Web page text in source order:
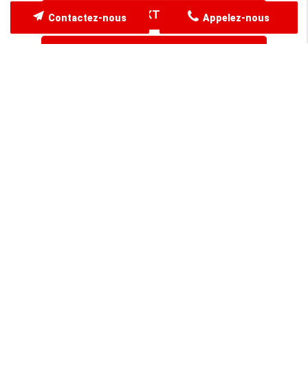
AGENCEMENT EXTÉRIEURAppelez-nous
Contactez-nous